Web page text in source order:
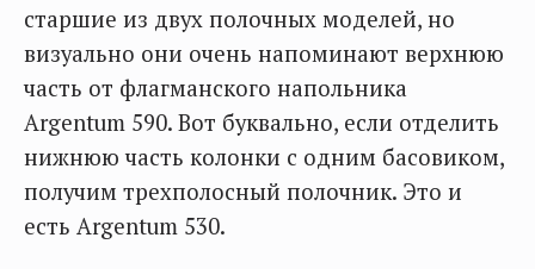
старшие из двух полочных моделей, но
визуально они очень напоминают верхнюю
часть от флагманского напольника
Argentum 590. Вот буквально, если отделить
нижнюю часть колонки с одним басовиком,
получим трехполосный полочник. Это и
есть Argentum 530.